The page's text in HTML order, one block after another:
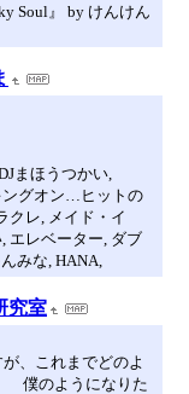
Soul』 by けんけん
まほうつかい,
ングオン…ヒットの
クレ, メイド・イ
エレベーター, ダブ
みな, HANA,
究室
、これまでどのよ
僕のようになりた